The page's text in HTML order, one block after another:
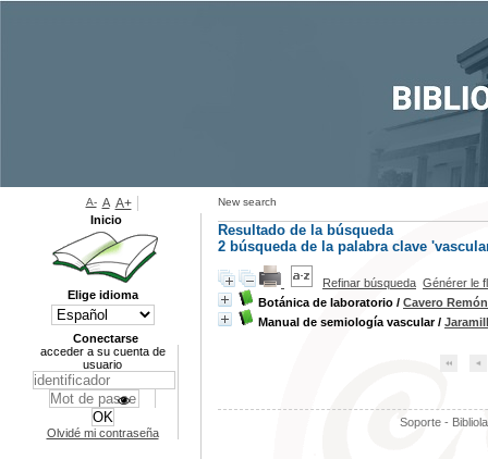
New search
Resultado de la búsqueda
2 búsqueda de la palabra clave
Refinar búsqueda Générer le
Botánica de laboratorio / Cavero
Manual de semiología vascular/
Soporte -
A- A A+
Inicio
Elige idioma
Conectarse
acceder a su cuenta de
usuario
Olvidé mi contraseña